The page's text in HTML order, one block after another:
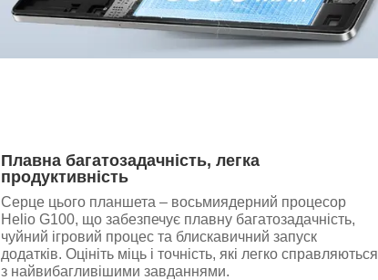
Плавна багатозадачність, легка
продуктивність
Серце цього планшета – восьмиядерний процесор
Helio G100, що забезпечує плавну багатозадачність,
чуйний ігровий процес та блискавичний запуск
додатків. Оцініть міць і точність, які легко справляються
з найвибагливішими завданнями.